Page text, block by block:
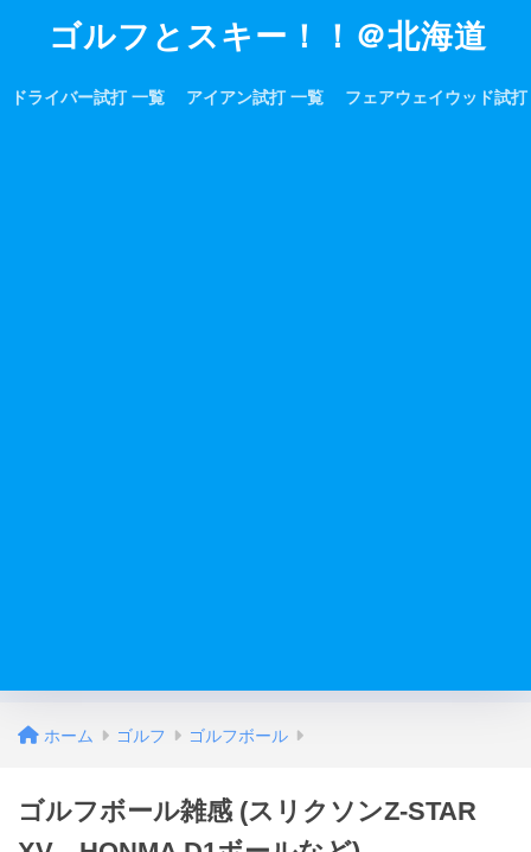
ゴルフとスキー！！＠北海道
ドライバー試打 一覧 アイアン試打 一覧 フェアウェイウッド試
ホーム ゴルフ ゴルフボール
ゴルフボール雑感 (スリクソンZ-STAR